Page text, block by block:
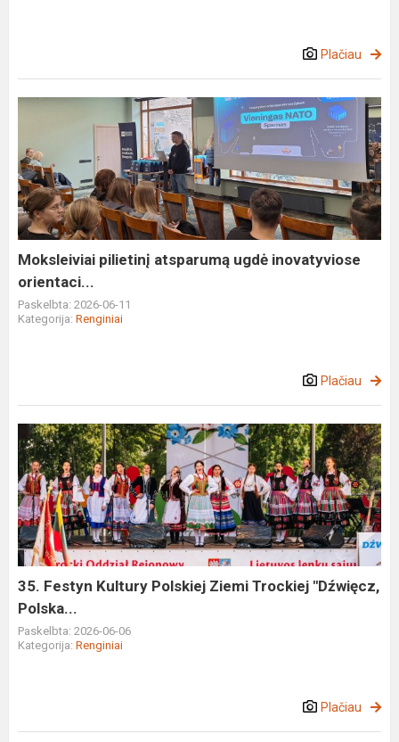
Plačiau
Moksleiviai
atsparumą
ugdė
inovatyviose
orientaci...
Moksleiviai pilietinį atsparumą ugdė inovatyviose
orientaci...
Paskelbta: 2026-06-11
Kategorija: Renginiai
Plačiau
35.
Festyn
Kultury
Polskiej
Ziemi
Trockiej
"Dźwięcz,
Polska...
35. Festyn Kultury Polskiej Ziemi Trockiej "Dźwięcz,
Polska...
Paskelbta: 2026-06-06
Kategorija: Renginiai
Plačiau